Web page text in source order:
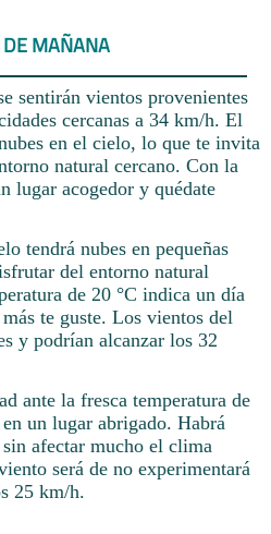
MAÑANA
sentirán vientos provenientes
cercanas a 34 km/h. El
en el cielo, lo que te invita
natural cercano. Con la
lugar acogedor y quédate
tendrá nubes en pequeñas
del entorno natural
de 20 °C indica un día
te guste. Los vientos del
y podrían alcanzar los 32
ante la fresca temperatura de
un lugar abrigado. Habrá
afectar mucho el clima
será de no experimentará
25 km/h.